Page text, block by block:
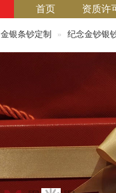
首页 资质许
金银条钞定制 纪念金钞银